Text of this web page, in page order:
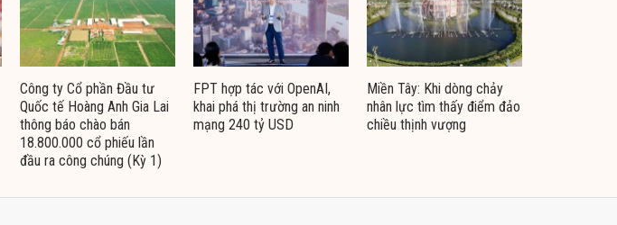
Công ty Cổ phần Đầu tư
Quốc tế Hoàng Anh Gia Lai
thông báo chào bán
18.800.000 cổ phiếu lần
đầu ra công chúng (Kỳ 1)
FPT hợp tác với OpenAI,
khai phá thị trường an ninh
mạng 240 tỷ USD
Miền Tây: Khi dòng chảy
nhân lực tìm thấy điểm đảo
chiều thịnh vượng